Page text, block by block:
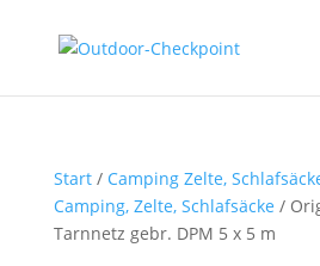
Start/ Camping Zelte,
Camping, Zelte, Schlafsäcke /
Tarnnetz gebr. DPM 5 x 5 m